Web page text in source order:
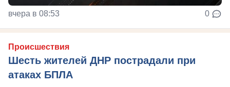
вчера в 08:53 0
Происшествия
Шесть жителей ДНР пострадали при
атаках БПЛА